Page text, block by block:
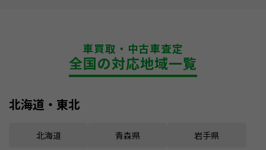
車買取・中古車査定
全国の対応地域一覧
北海道・東北
北海道 青森県 岩手県